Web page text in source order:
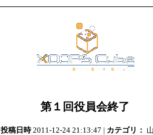
第１回役員会終了
投稿日時2011-12-24 21:13:47 | カテゴリ：